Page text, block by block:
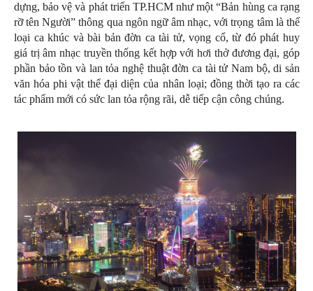
dựng, bảo vệ và phát triển TP.HCM như một “Bản hùng ca rạng
rỡ tên Người” thông qua ngôn ngữ âm nhạc, với trọng tâm là thể
loại ca khúc và bài bản đờn ca tài tử, vọng cổ, từ đó phát huy
giá trị âm nhạc truyền thống kết hợp với hơi thở đương đại, góp
phần bảo tồn và lan tỏa nghệ thuật đờn ca tài tử Nam bộ, di sản
văn hóa phi vật thể đại diện của nhân loại; đồng thời tạo ra các
tác phẩm mới có sức lan tỏa rộng rãi, dễ tiếp cận công chúng.